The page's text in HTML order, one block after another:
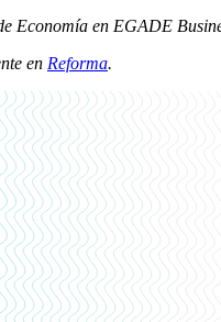
Economía en EGADE
en Reforma.